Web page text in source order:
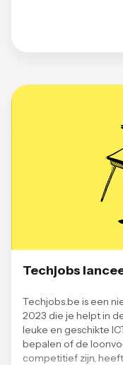
Techjobs
Techjobs.be is een
2023 die je helpt in
leuke en geschikte
bepalen of de
competitief zijn,